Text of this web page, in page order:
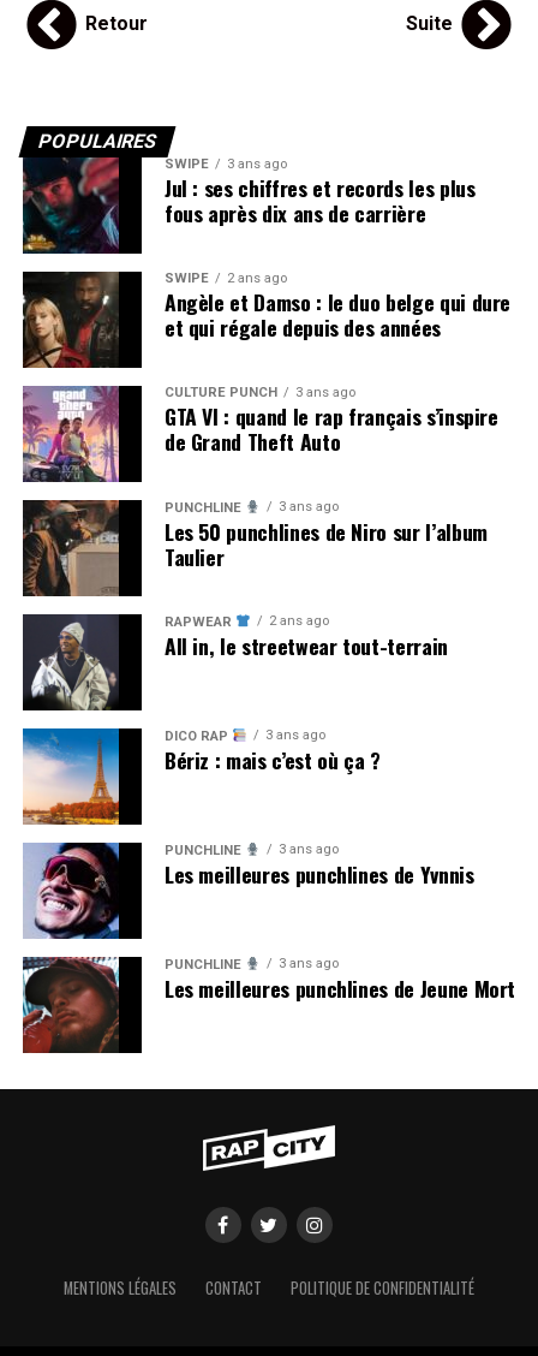
Retour Suite
POPULAIRES
SWIPE 3 ans ago
Jul : ses chiffres et records les plus
fous après dix ans de carrière
SWIPE 2 ans ago
Angèle et Damso : le duo belge qui dure
et qui régale depuis des années
CULTURE PUNCH 3 ans ago
GTA VI : quand le rap français s’inspire
de Grand Theft Auto
PUNCHLINE 3 ans ago
Les 50 punchlines de Niro sur l’album
Taulier
RAPWEAR 2 ans ago
All in, le streetwear tout-terrain
DICO RAP 3 ans ago
Bériz : mais c’est où ça ?
PUNCHLINE 3 ans ago
Les meilleures punchlines de Yvnnis
PUNCHLINE 3 ans ago
Les meilleures punchlines de Jeune Mort
MENTIONS LÉGALES CONTACT POLITIQUE DE CONFIDENTIALITÉ